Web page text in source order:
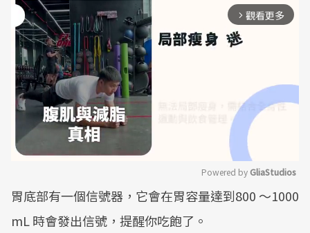
arrow_forward_ios 觀看更多
Mute
Powered by GliaStudios
胃底部有一個信號器，它會在胃容量達到800 ～1000
mL 時會發出信號，提醒你吃飽了。